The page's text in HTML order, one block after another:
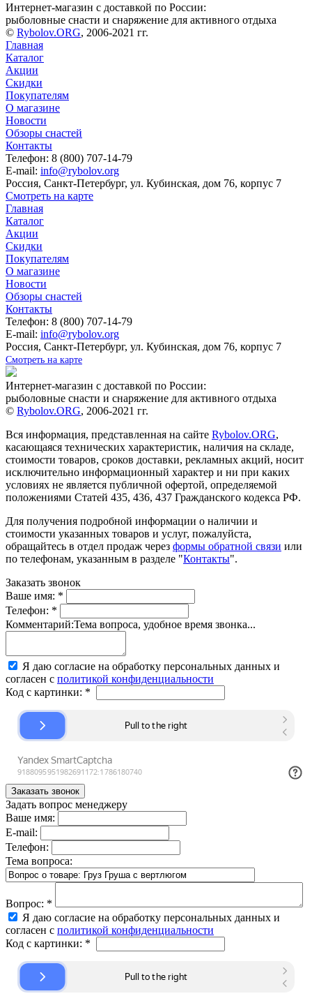
Интернет-магазин с доставкой по России:
рыболовные снасти и снаряжение для активного отдыха
© Rybolov.ORG, 2006-2021 гг.
Главная
Каталог
Акции
Скидки
Покупателям
О магазине
Новости
Обзоры снастей
Контакты
Телефон: 8 (800) 707-14-79
E-mail: info@rybolov.org
Россия, Санкт-Петербург, ул. Кубинская, дом 76, корпус 7
Смотреть на карте
Главная
Каталог
Акции
Скидки
Покупателям
О магазине
Новости
Обзоры снастей
Контакты
Телефон: 8 (800) 707-14-79
E-mail: info@rybolov.org
Россия, Санкт-Петербург, ул. Кубинская, дом 76, корпус 7
Смотреть на карте
Интернет-магазин с доставкой по России:
рыболовные снасти и снаряжение для активного отдыха
© Rybolov.ORG, 2006-2021 гг.
Вся информация, представленная на сайте Rybolov.ORG,
касающаяся технических характеристик, наличия на складе,
стоимости товаров, сроков доставки, рекламных акций, носит
исключительно информационный характер и ни при каких
условиях не является публичной офертой, определяемой
положениями Статей 435, 436, 437 Гражданского кодекса РФ.
Для получения подробной информации о наличии и
стоимости указанных товаров и услуг, пожалуйста,
обращайтесь в отдел продаж через формы обратной связи или
по телефонам, указанным в разделе "Контакты".
Заказать звонок
Ваше имя: *
Телефон: *
Комментарий:Тема вопроса, удобное время звонка...
Я даю согласие на обработку персональных данных и
согласен с политикой конфиденциальности
Код с картинки: *
Задать вопрос менеджеру
Ваше имя:
E-mail:
Телефон:
Тема вопроса:
Вопрос: *
Я даю согласие на обработку персональных данных и
согласен с политикой конфиденциальности
Код с картинки: *